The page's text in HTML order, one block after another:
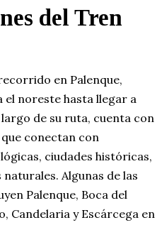
del Tren
en Palenque,
el noreste hasta llegar a
de su ruta, cuenta con
conectan con
ciudades históricas,
Algunas de las
Palenque, Boca del
Candelaria y Escárcega en